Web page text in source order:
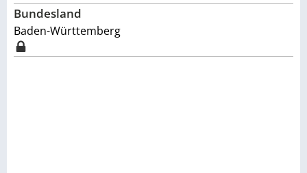
Bundesland
Baden-Württemberg